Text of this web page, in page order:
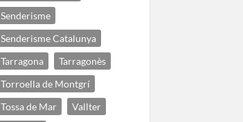
Senderisme
Senderisme Catalunya
Tarragona
Tarragonès
Torroella de Montgrí
Tossa de Mar
Vallter